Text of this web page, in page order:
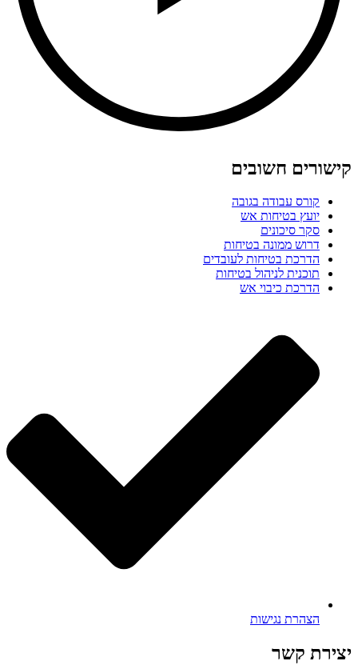
קישורים חשובים
קורס עבודה בגובה
יועץ בטיחות אש
סקר סיכונים
דרוש ממונה בטיחות
הדרכת בטיחות לעובדים
תוכנית לניהול בטיחות
הדרכת כיבוי אש
הצהרת נגישות
יצירת קשר